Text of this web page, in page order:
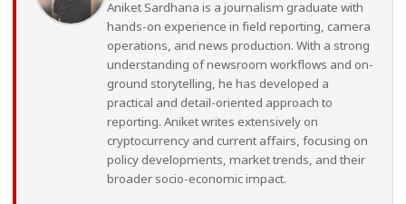
Aniket Sardhana is a journalism graduate with
hands-on experience in field reporting, camera
operations, and news production. With a strong
understanding of newsroom workflows and on-
ground storytelling, he has developed a
practical and detail-oriented approach to
reporting. Aniket writes extensively on
cryptocurrency and current affairs, focusing on
policy developments, market trends, and their
broader socio-economic impact.